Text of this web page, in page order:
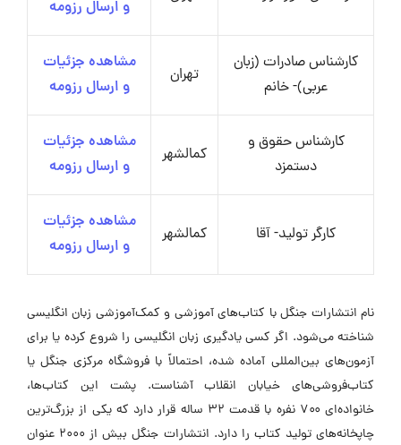
و ارسال رزومه
کارشناس صادرات (زبان
عربی)- خانم
تهران
مشاهده جزئیات
و ارسال رزومه
کارشناس حقوق و
دستمزد
کمالشهر
مشاهده جزئیات
و ارسال رزومه
کارگر تولید- آقا کمالشهر
مشاهده جزئیات
و ارسال رزومه
نام انتشارات جنگل با کتاب‌های آموزشی و کمک‌آموزشی زبان انگلیسی
شناخته می‌شود. اگر کسی یادگیری زبان انگلیسی را شروع کرده یا برای
آزمون‌های بین‌المللی آماده شده، احتمالاً با فروشگاه مرکزی جنگل یا
کتاب‌فروشی‌های خیابان انقلاب آشناست. پشت این کتاب‌ها،
خانواده‌ای ۷۰۰ نفره با قدمت ۳۲ ساله قرار دارد که یکی از بزرگ‌ترین
چاپخانه‌های تولید کتاب را دارد. انتشارات جنگل بیش از ۲۰۰۰ عنوان